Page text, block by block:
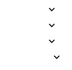



